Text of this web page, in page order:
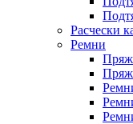
Расчески
Ремни